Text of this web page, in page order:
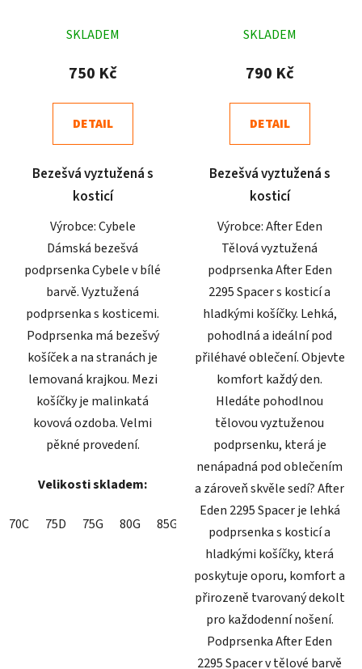
hodnocení
produktu
5,0
z
hvězdiček.
SKLADEM
750 Kč
DETAIL
Bezešvá vyztužená s
kosticí
Výrobce: Cybele
Dámská bezešvá
podprsenka Cybele v bílé
barvě. Vyztužená
podprsenka s kosticemi.
Podprsenka má bezešvý
košíček a na stranách je
lemovaná krajkou. Mezi
košíčky je malinkatá
kovová ozdoba. Velmi
pěkné provedení.
Velikosti skladem:
70C 75D 75G 80G 85G
hodnocení
produktu
4,9
z
hvězdiček.
SKLADEM
790 Kč
DETAIL
Bezešvá vyztužená s
kosticí
Výrobce: After Eden
Tělová vyztužená
podprsenka After Eden
2295 Spacer s kosticí a
hladkými košíčky. Lehká,
pohodlná a ideální pod
přiléhavé oblečení. Objevte
komfort každý den.
Hledáte pohodlnou
tělovou vyztuženou
podprsenku, která je
nenápadná pod oblečením
a zároveň skvěle sedí? After
Eden 2295 Spacer je lehká
podprsenka s kosticí a
hladkými košíčky, která
poskytuje oporu, komfort a
přirozeně tvarovaný dekolt
pro každodenní nošení.
Podprsenka After Eden
2295 Spacer v tělové barvě